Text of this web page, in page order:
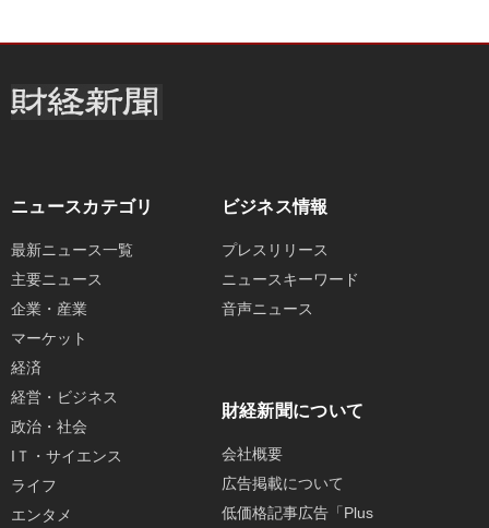
ニュースカテゴリ
最新ニュース一覧
主要ニュース
企業・産業
マーケット
経済
経営・ビジネス
政治・社会
IＴ・サイエンス
ライフ
エンタメ
ビジネス情報
プレスリリース
ニュースキーワード
音声ニュース
財経新聞について
会社概要
広告掲載について
低価格記事広告「Plus